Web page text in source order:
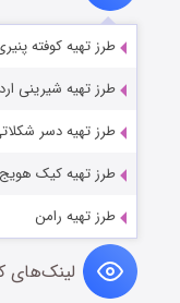
طرز تهیه کوفته
طرز تهیه شیرینی
طرز تهیه دسر
طرز تهیه کیک هویج
طرز تهیه رامن
لینک‌های